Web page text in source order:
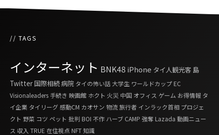
// TAGS
インターネット BNK48iPhone タイ人観光客 島
Twitter国際相続病院 タイの怖い話 大学生 ワールドカップ EC
Visionaleaders 手続き 映画館 ホクト 火災 中国 オフィス ゲーム お得情報 タ
イ企業 タイリーグ感動CM カオサン 物流旅行者 インラック首相 プロジェ
クト 野菜 コツ ペット 批判 BOI 不作 ハーブ CAMP 強奪 Lazada 動画ニュー
ス 収入 TRUE 在住視点 NFT知識